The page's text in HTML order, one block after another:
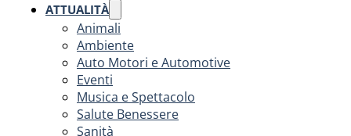
ATTUALITÀ
Animali
Ambiente
Auto Motori e Automotive
Eventi
Musica e Spettacolo
Salute Benessere
Sanità